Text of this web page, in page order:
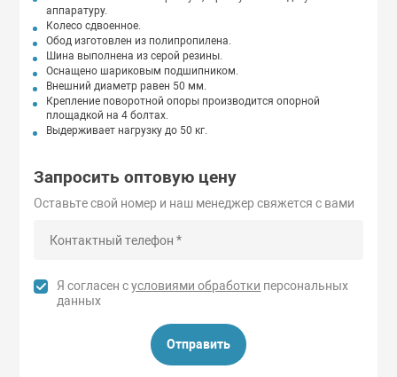
аппаратуру.
Колесо сдвоенное.
Обод изготовлен из полипропилена.
Шина выполнена из серой резины.
Оснащено шариковым подшипником.
Внешний диаметр равен 50 мм.
Крепление поворотной опоры производится опорной
площадкой на 4 болтах.
Выдерживает нагрузку до 50 кг.
Запросить оптовую цену
Оставьте свой номер и наш менеджер свяжется с вами
Я согласен сусловиями обработки персональных
данных
Отправить